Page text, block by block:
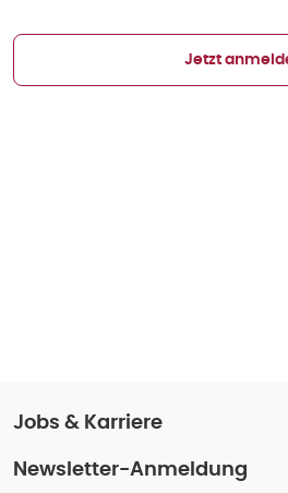
Jetzt
Jobs & Karriere
Newsletter-Anmeldung